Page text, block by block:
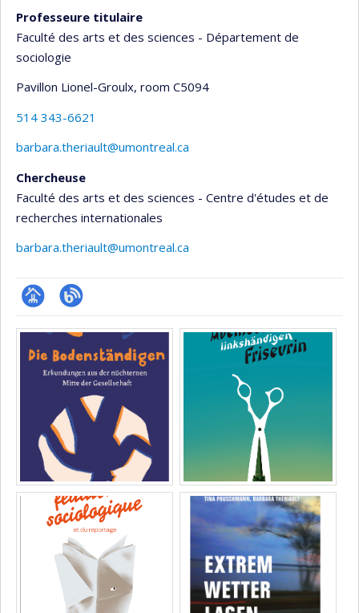
Professeure titulaire
Faculté des arts et des sciences - Département de
sociologie
Pavillon Lionel-Groulx, room C5094
514 343-6621
barbara.theriault@umontreal.ca
Chercheuse
Faculté des arts et des sciences - Centre d'études et de
recherches internationales
barbara.theriault@umontreal.ca
Page
professionnelle
(faculté,département,école)
Blogue
Media